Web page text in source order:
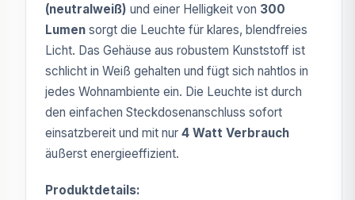
(neutralweiß) und einer Helligkeit von 300
Lumen sorgt die Leuchte für klares, blendfreies
Licht. Das Gehäuse aus robustem Kunststoff ist
schlicht in Weiß gehalten und fügt sich nahtlos in
jedes Wohnambiente ein. Die Leuchte ist durch
den einfachen Steckdosenanschluss sofort
einsatzbereit und mit nur 4 Watt Verbrauch
äußerst energieeffizient.
Produktdetails: